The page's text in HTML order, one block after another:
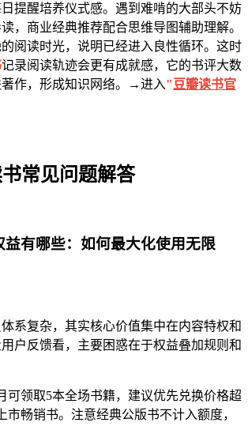
提醒培养仪式感。遇到难啃的大部头不妨
，商业经典推荐配合思维导图辅助理解。
阅读时光，说明已经进入良性循环。这时
记录阅读轨迹会更有成就感，它的书评大数
作，形成知识网络。→进入" 豆瓣读书官
常见问题解答
益有哪些：如何最大化使用无限
系复杂，其实核心价值集中在内容特权和
户反馈看，主要困惑在于权益叠加规则和
可领取5本全场书籍，建议优先兑换价格超
市畅销书。注意经典公版书不计入额度，